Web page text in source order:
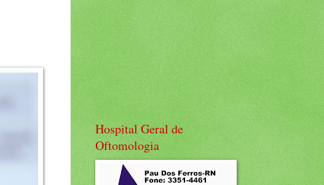
Hospital Geral de
Oftomologia